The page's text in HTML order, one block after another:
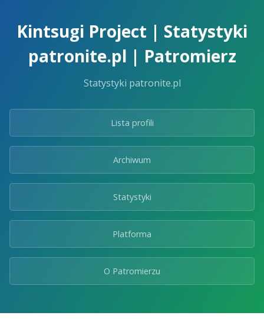
Kintsugi Project | Statystyki
patronite.pl | Patromierz
Statystyki patronite.pl
Lista profili
Archiwum
Statystyki
Platforma
O Patromierzu